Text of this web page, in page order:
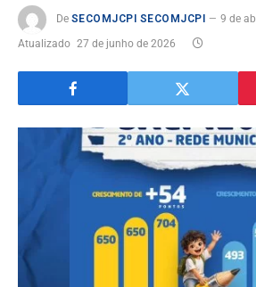
De SECOMJCPI SECOMJCPI
9 de
Atualizado 27 de junho de 2026